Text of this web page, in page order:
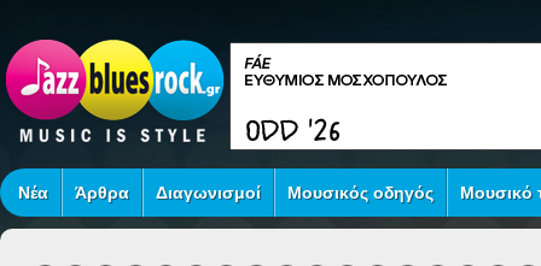
Νέα Άρθρα Διαγωνισμοί Μουσικός οδηγός Μουσικό